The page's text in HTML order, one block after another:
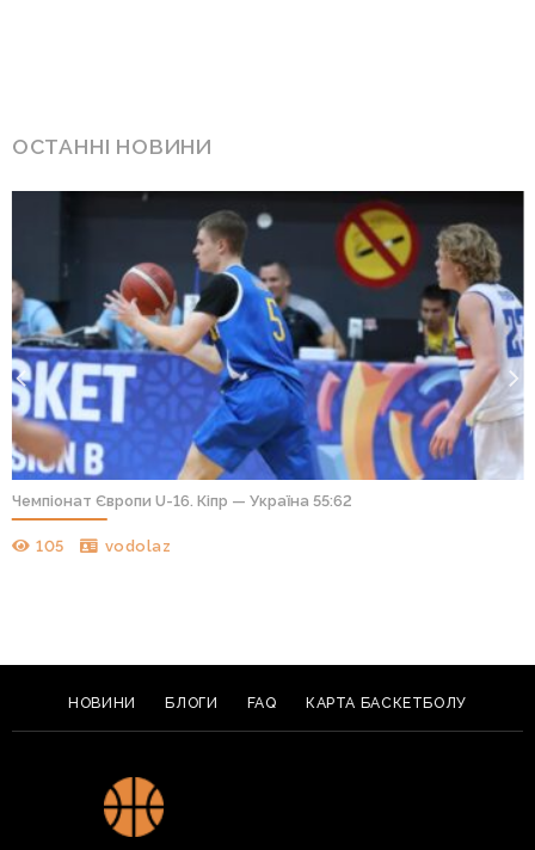
ОСТАННІ НОВИНИ
Чемпіонат Європи U-16. Кіпр — Україна 55:62
105 vodolaz
НОВИНИ БЛОГИ FAQ КАРТА БАСКЕТБОЛУ